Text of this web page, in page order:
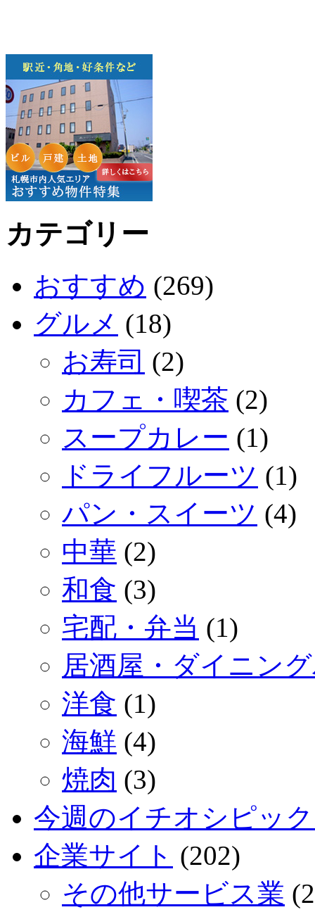
カテゴリー
おすすめ (269)
グルメ (18)
お寿司 (2)
カフェ・喫茶 (2)
スープカレー (1)
ドライフルーツ (1)
パン・スイーツ (4)
中華 (2)
和食 (3)
宅配・弁当 (1)
居酒屋・ダイニン
洋食 (1)
海鮮 (4)
焼肉 (3)
今週のイチオシピッ
企業サイト (202)
その他サービス業